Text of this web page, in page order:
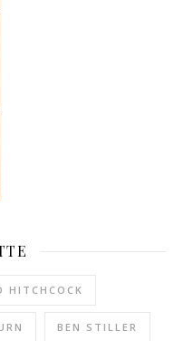
HITCHCOCK
BEN STILLER